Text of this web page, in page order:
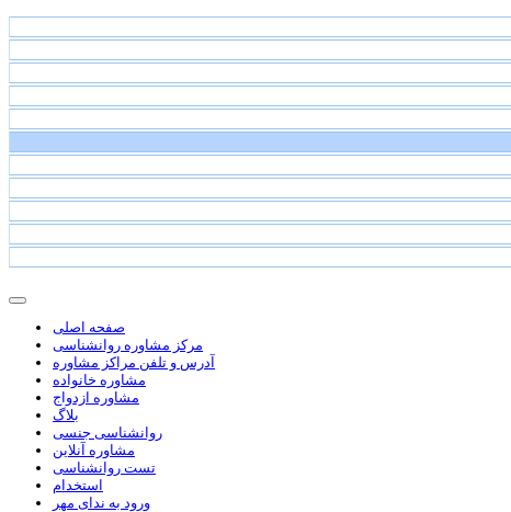
صفحه اصلی
مرکز مشاوره روانشناسی
آدرس و تلفن مراکز مشاوره
مشاوره خانواده
مشاوره ازدواج
بلاگ
روانشناسی جنسی
مشاوره آنلاین
تست روانشناسی
استخدام
ورود به ندای مهر